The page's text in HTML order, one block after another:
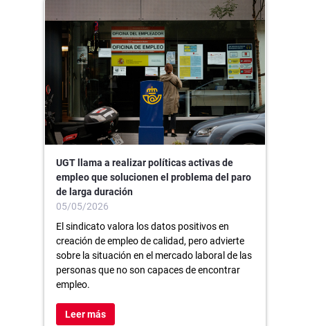
UGT llama a realizar políticas activas de
empleo que solucionen el problema del paro
de larga duración
05/05/2026
El sindicato valora los datos positivos en
creación de empleo de calidad, pero advierte
sobre la situación en el mercado laboral de las
personas que no son capaces de encontrar
empleo.
Leer más